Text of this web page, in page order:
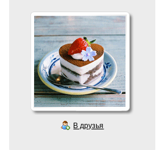
В друзья